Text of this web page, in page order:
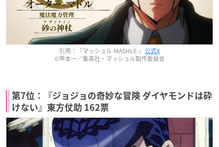
引用：『マッシュル-MASHLE-』 公式X
©甲本一／集英社・マッシュル製作委員会
第7位：『ジョジョの奇妙な冒険 ダイヤモンドは砕
けない』東方仗助 162票